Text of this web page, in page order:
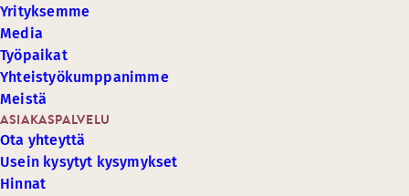
ASIAKASPALVELU
Ota yhteyttä
Usein kysytyt kysymykset
Hinnat
Yrityksemme
Media
Työpaikat
Yhteistyökumppanimme
Meistä